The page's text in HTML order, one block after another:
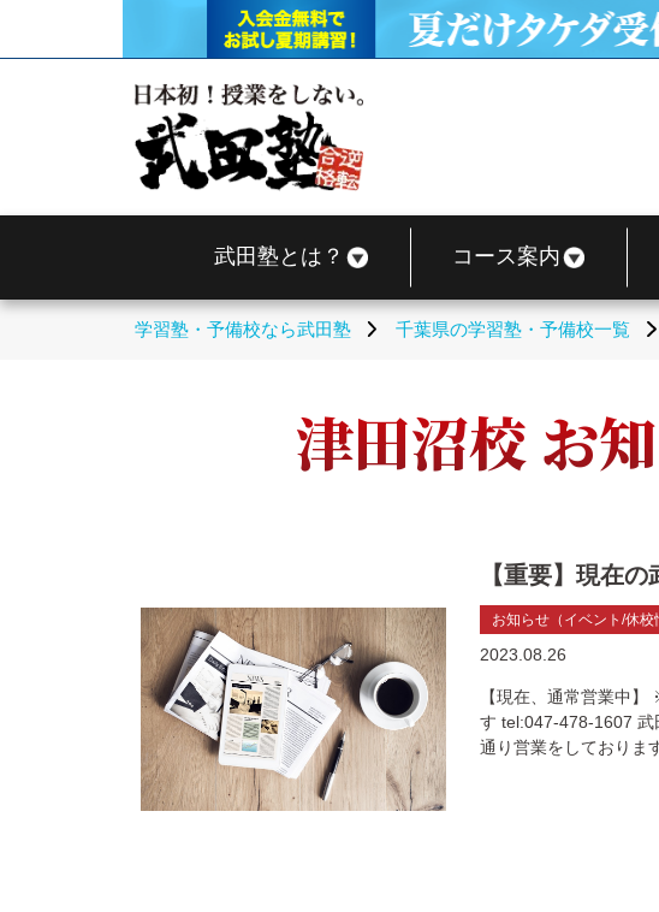
武田塾とは？ コース案内
学習塾・予備校なら武田塾 千葉県の学習塾・予備校一覧
津田沼校 お
【重要】現在
2023.08.26
お知らせ（イベント/休校
【現在、通常営業中
す tel:047-478-1607 武
通り営業をしておりま